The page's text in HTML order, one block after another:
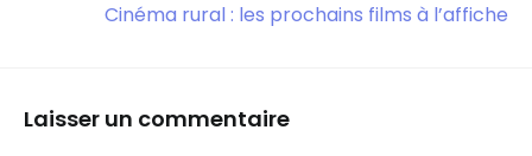
Cinéma rural : les prochains films à l’affiche
Laisser un commentaire